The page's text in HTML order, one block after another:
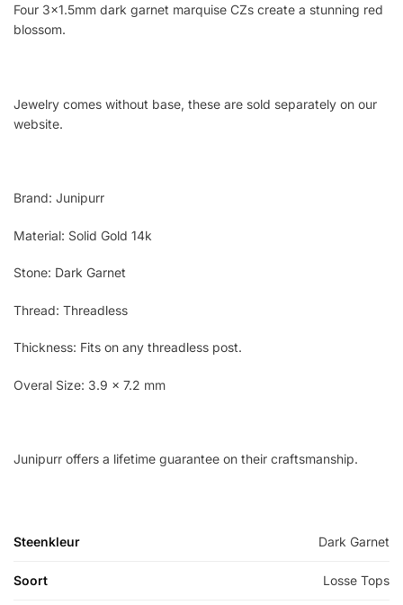
Four 3×1.5mm dark garnet marquise CZs create a stunning red
blossom.
Jewelry comes without base, these are sold separately on our
website.
Brand: Junipurr
Material: Solid Gold 14k
Stone: Dark Garnet
Thread: Threadless
Thickness: Fits on any threadless post.
Overal Size: 3.9 x 7.2 mm
Junipurr offers a lifetime guarantee on their craftsmanship.
Steenkleur Dark Garnet
Soort Losse Tops